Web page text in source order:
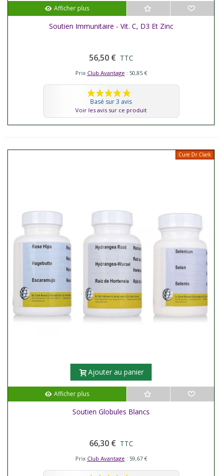
Afficher plus
Soutien Immunitaire - Vit. C, D3 Et Zinc
56,50 € TTC
Prix Club Avantage : 50,85 €
Basé sur 3 avis
Voir les avis sur ce produit
Cure Dr Clark
Ajouter au panier
Afficher plus
Soutien Globules Blancs
66,30 € TTC
Prix Club Avantage : 59,67 €